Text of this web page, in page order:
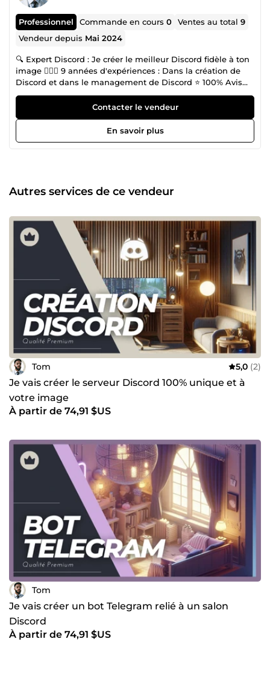
Professionnel Commande en cours0 Ventes au total9
Vendeur depuis Mai 2024
🔍 Expert Discord : Je créer le meilleur Discord fidèle à ton
image 🧙🏽‍♂️ 9 années d'expériences : Dans la création de
Discord et dans le management de Discord ⭐️ 100% Avis
positifs : Tous les Discord que j'ai réalisé sont à 100% de
satisfaction client 🚀 1 mission = une réussite : Chacun des
Discord qui passent entre mes mains font parti des
meilleurs du marchés 🏢 Amazon, Betsports etc.. : Voici des
entreprises de renoms pour qui j'ai réalisé des Discord
Contacter le vendeur
En savoir plus
Autres services de ce vendeur
Tom 5,0 (2)
Je vais créer le serveur Discord 100% unique et à
votre image
À partir de 74,91 $US
Tom
Je vais créer un bot Telegram relié à un salon
Discord
À partir de 74,91 $US